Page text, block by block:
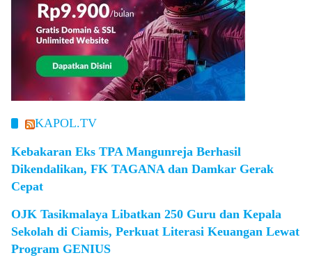
KAPOL.TV
Kebakaran Eks TPA Mangunreja Berhasil
Dikendalikan, FK TAGANA dan Damkar Gerak
Cepat
OJK Tasikmalaya Libatkan 250 Guru dan Kepala
Sekolah di Ciamis, Perkuat Literasi Keuangan Lewat
Program GENIUS